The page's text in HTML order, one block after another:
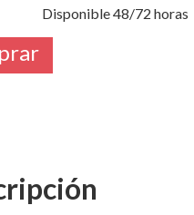
Disponible 48/72 horas